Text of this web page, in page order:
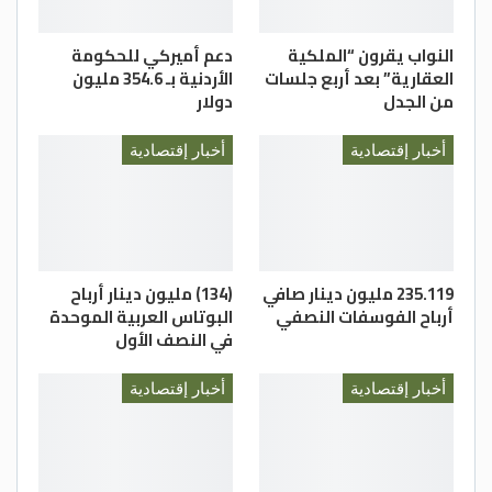
النواب يقرون “الملكية
العقارية” بعد أربع جلسات
من الجدل
دعم أميركي للحكومة
الأردنية بـ 354.6 مليون
دولار
أخبار إقتصادية
235.119 مليون دينار صافي
أرباح الفوسفات النصفي
أخبار إقتصادية
(134) مليون دينار أرباح
البوتاس العربية الموحدة
في النصف الأول
أخبار إقتصادية أخبار إقتصادية